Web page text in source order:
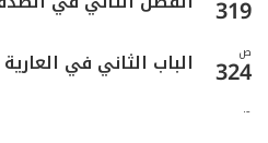
319
ص
324 الباب الثاني في العارية
ص